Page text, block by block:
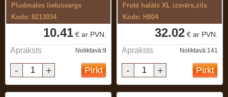
Pludmales lietussargs
Kods: 8213034
10.41 € ar PVN.
Apraksts Noliktavā:9
- + Pirkt
Frotē halāts XL izmērs,zils
Kods: H804
32.02 € ar PVN.
Apraksts Noliktavā:141
- + Pirkt